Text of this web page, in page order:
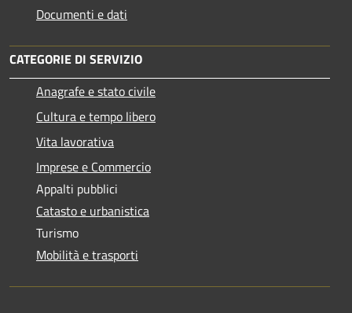
Documenti e dati
CATEGORIE DI SERVIZIO
Anagrafe e stato civile
Cultura e tempo libero
Vita lavorativa
Imprese e Commercio
Appalti pubblici
Catasto e urbanistica
Turismo
Mobilità e trasporti